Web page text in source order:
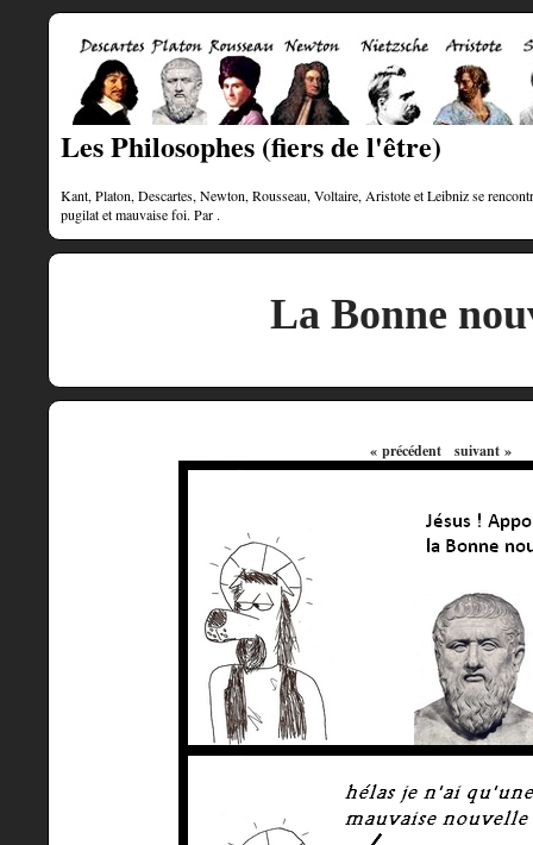
Les Philosophes (fiers de l'être)
Kant, Platon, Descartes, Newton, Rousseau, Voltaire, Aristote et Leibniz se
pugilat et mauvaise foi. Par .
La Bonne
« précédent suivant »